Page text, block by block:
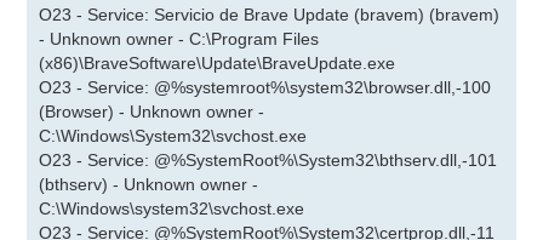
O23 - Service: Servicio de Brave Update (bravem) (bravem)
- Unknown owner - C:\Program Files
(x86)\BraveSoftware\Update\BraveUpdate.exe
O23 - Service: @%systemroot%\system32\browser.dll,-100
(Browser) - Unknown owner -
C:\Windows\System32\svchost.exe
O23 - Service: @%SystemRoot%\System32\bthserv.dll,-101
(bthserv) - Unknown owner -
C:\Windows\system32\svchost.exe
O23 - Service: @%SystemRoot%\System32\certprop.dll,-11